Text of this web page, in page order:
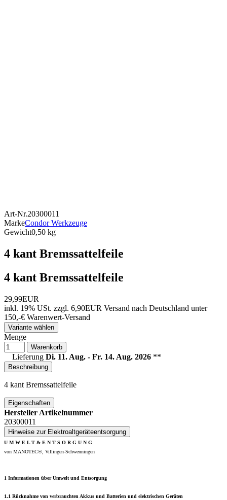
Art-Nr.20300011
MarkeCondor Werkzeuge
Gewicht0,50 kg
4 kant Bremssattelfeile
4 kant Bremssattelfeile
29,99EUR
inkl. 19% USt. zzgl. 6,90EUR Versand nach Deutschland unter
150,-€ Warenwert-Versand
Variante wählen
Menge
Warenkorb
Lieferung Di. 11. Aug. - Fr. 14. Aug. 2026 **
Beschreibung
4 kant Bremssattelfeile
Eigenschaften
Hersteller Artikelnummer
20300011
Hinweise zur Elektroaltgeräteentsorgung
U M W E L T & E N T S O R G U N G
von MANOTEC®, Villingen-Schwenningen
1 Informationen über Umwelt und Entsorgung
1.1 Rücknahme von verbrauchten Akkus und Batterien und elektrischen Geräten